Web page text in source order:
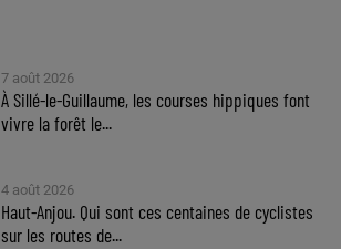
7 août 2026
À Sillé-le-Guillaume, les courses hippiques font
vivre la forêt le...
4 août 2026
Haut-Anjou. Qui sont ces centaines de cyclistes
sur les routes de...